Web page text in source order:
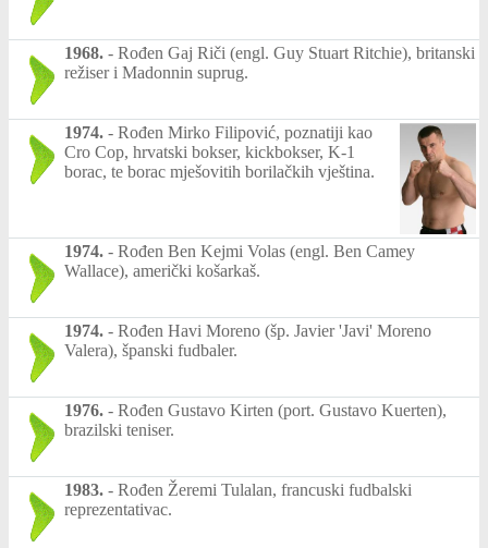
1968. - Rođen Gaj Riči (engl. Guy Stuart Ritchie), britanski
režiser i Madonnin suprug.
1974. - Rođen Mirko Filipović, poznatiji kao
Cro Cop, hrvatski bokser, kickbokser, K-1
borac, te borac mješovitih borilačkih vještina.
1974. - Rođen Ben Kejmi Volas (engl. Ben Camey
Wallace), američki košarkaš.
1974. - Rođen Havi Moreno (šp. Javier 'Javi' Moreno
Valera), španski fudbaler.
1976. - Rođen Gustavo Kirten (port. Gustavo Kuerten),
brazilski teniser.
1983. - Rođen Žeremi Tulalan, francuski fudbalski
reprezentativac.